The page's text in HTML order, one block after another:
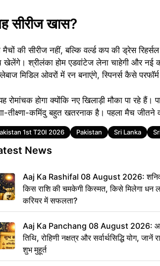
सीरीज खास?
मैचों की सीरीज नहीं, बल्कि वर्ल्ड कप की ड्रेस
खेलेंगे। श्रीलंका होम एडवांटेज लेना चाहेगी और नई
मिडिल ओवरों में रन बनाएंगे, स्पिनर्स कैसे
रोमांचक होगा क्योंकि नए खिलाड़ी मौका पा रहे
तीक्ष्णा-कमिंदु बहुत खतरनाक है। पहला मैच जीतने
1st T20I 2026 Pakistan Sri Lanka
News
Aaj Ka Rashifal 08 August 2026:
किस राशि की चमकेगी किस्मत, किसे मिलेगा धन
करियर में सफलता?
Aaj Ka Panchang 08 August 2026:
तिथि, रोहिणी नक्षत्र और सर्वार्थसिद्धि योग, जानें
शुभ मुहूर्त